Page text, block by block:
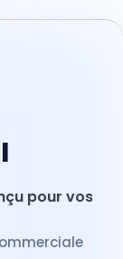
pour vos